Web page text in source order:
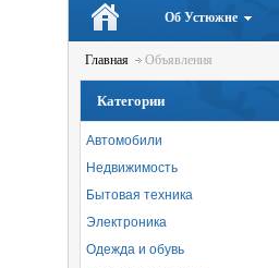
Об Устюжне
Главная Объявления
Категории
Автомобили
Недвижимость
Бытовая техника
Электроника
Одежда и обувь